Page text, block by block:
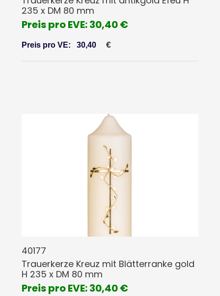
235 x DM 80 mm
Preis pro EVE: 30,40 €
Preis pro VE: 30,40 €
40177
Trauerkerze Kreuz mit Blätterranke gold
H 235 x DM 80 mm
Preis pro EVE: 30,40 €